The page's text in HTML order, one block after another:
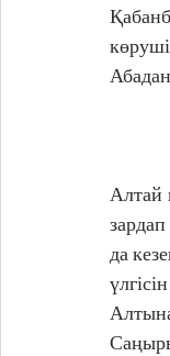
Алтай
да